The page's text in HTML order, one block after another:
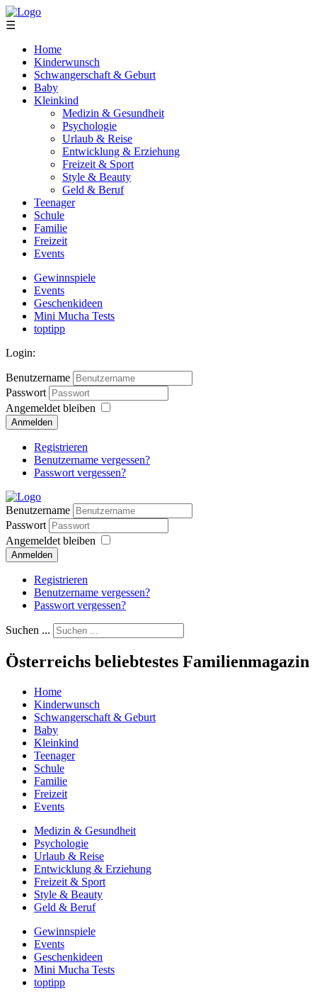
☰
Home
Kinderwunsch
Schwangerschaft & Geburt
Baby
Kleinkind
Medizin & Gesundheit
Psychologie
Urlaub & Reise
Entwicklung & Erziehung
Freizeit & Sport
Style & Beauty
Geld & Beruf
Teenager
Schule
Familie
Freizeit
Events
Gewinnspiele
Events
Geschenkideen
Mini Mucha Tests
toptipp
Login:
Benutzername
Passwort
Angemeldet bleiben
Anmelden
Registrieren
Benutzername vergessen?
Passwort vergessen?
Benutzername
Passwort
Angemeldet bleiben
Anmelden
Registrieren
Benutzername vergessen?
Passwort vergessen?
Suchen ...
Österreichs beliebtestes Familienmagazin
Home
Kinderwunsch
Schwangerschaft & Geburt
Baby
Kleinkind
Teenager
Schule
Familie
Freizeit
Events
Medizin & Gesundheit
Psychologie
Urlaub & Reise
Entwicklung & Erziehung
Freizeit & Sport
Style & Beauty
Geld & Beruf
Gewinnspiele
Events
Geschenkideen
Mini Mucha Tests
toptipp